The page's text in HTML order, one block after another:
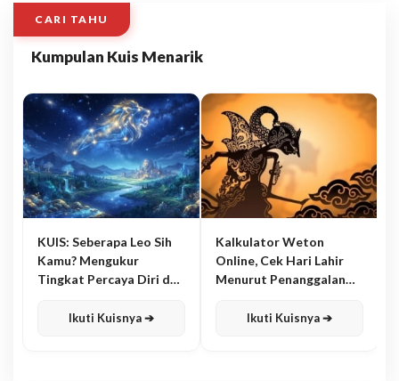
CARI TAHU
Kumpulan Kuis Menarik
KUIS: Seberapa Leo Sih
Kamu? Mengukur
Tingkat Percaya Diri dan
Ikuti Kuisnya ➔
Kalkulator Weton
Online, Cek Hari Lahir
Menurut Penanggalan
Ikuti Kuisnya ➔